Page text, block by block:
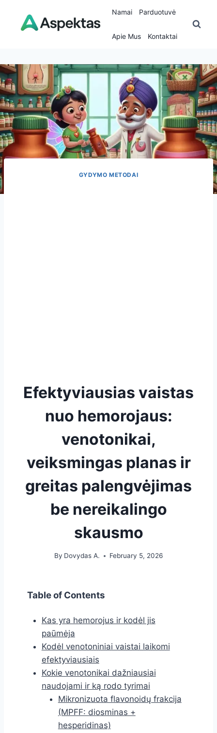
content
Namai Parduotuvė
Apie Mus Kontaktai
GYDYMO METODAI
Efektyviausias vaistas
nuo hemorojaus:
venotonikai,
veiksmingas planas ir
greitas palengvėjimas
be nereikalingo
skausmo
By Dovydas A. February 5, 2026
Table of Contents
Kas yra hemorojus ir kodėl jis
paūmėja
Kodėl venotoniniai vaistai laikomi
efektyviausiais
Kokie venotonikai dažniausiai
naudojami ir ką rodo tyrimai
Mikronizuota flavonoidų frakcija
(MPFF: diosminas +
hesperidinas)